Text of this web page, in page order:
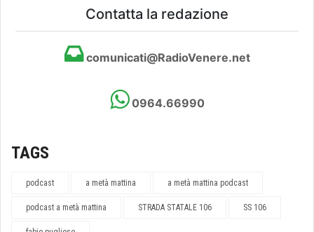
Contatta la redazione
comunicati@RadioVenere.net
0964.66990
TAGS
podcast a metà mattina a metà mattina podcast
podcast a metà mattina STRADA STATALE 106 SS 106